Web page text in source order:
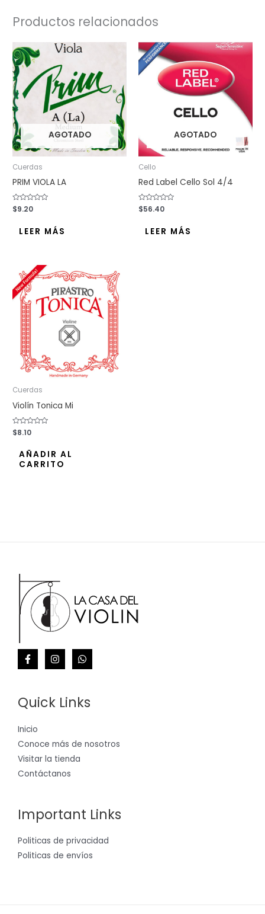
Productos relacionados
AGOTADO
Cuerdas
PRIM VIOLA LA
Valorado
con
$9.20
LEER MÁS
AGOTADO
Cello
Red Label Cello Sol 4/4
Valorado
con
$56.40
LEER MÁS
Cuerdas
Violín Tonica Mi
Valorado
con
$8.10
AÑADIR AL
CARRITO
Quick Links
Inicio
Conoce más de nosotros
Visitar la tienda
Contáctanos
Important Links
Politicas de privacidad
Politicas de envíos